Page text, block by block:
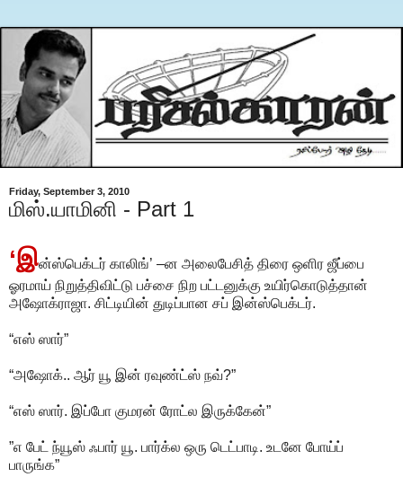
Friday, September 3, 2010
மிஸ்.யாமினி - Part 1
‘இன்ஸ்பெக்டர் காலிங்’ –ன அலைபேசித் திரை ஒளிர ஜீப்பை
ஓரமாய் நிறுத்திவிட்டு பச்சை நிற பட்டனுக்கு உயிர்கொடுத்தான்
அஷோக்ராஜா. சிட்டியின் துடிப்பான சப் இன்ஸ்பெக்டர்.
“எஸ் ஸார்”
“அஷோக்.. ஆர் யூ இன் ரவுண்ட்ஸ் நவ்?”
“எஸ் ஸார். இப்போ குமரன் ரோட்ல இருக்கேன்”
”எ பேட் ந்யூஸ் ஃபார் யூ. பார்க்ல ஒரு டெட்பாடி. உடனே போய்ப்
பாருங்க”